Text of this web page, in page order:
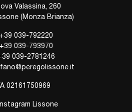
Valassina, 260
(Monza Brianza)
+39 039-792220
+39 039-793970
039-2781246
02161750969
Instagram Lissone